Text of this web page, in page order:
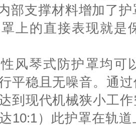
部支撑材料增加了
上的直接表现就是
风琴式防护罩均可
平稳且无噪音。通
到现代机械狭小工
10:1） 此护罩在轨